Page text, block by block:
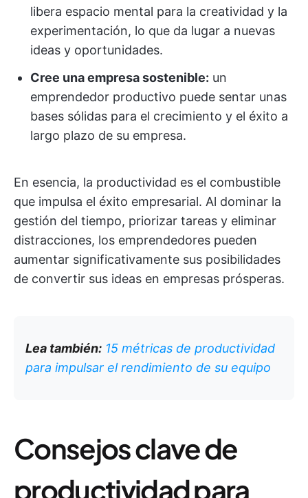
libera espacio mental para la creatividad y la
experimentación, lo que da lugar a nuevas
ideas y oportunidades.
Cree una empresa sostenible: un
emprendedor productivo puede sentar unas
bases sólidas para el crecimiento y el éxito a
largo plazo de su empresa.
En esencia, la productividad es el combustible
que impulsa el éxito empresarial. Al dominar la
gestión del tiempo, priorizar tareas y eliminar
distracciones, los emprendedores pueden
aumentar significativamente sus posibilidades
de convertir sus ideas en empresas prósperas.
Lea también: 15 métricas de productividad
para impulsar el rendimiento de su equipo
Consejos clave de
productividad para